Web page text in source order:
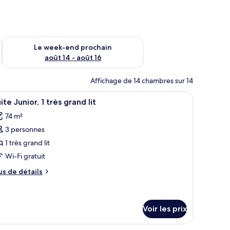
août 7 - août 9
Le week-end prochain
août 14 - août 16
Vérifier la disponibilité pour le week-end prochain août 14 -
Affichage de 14 chambres sur 14
plancher en bois, un lit, un bureau, une chaise, une petite table, une
Un salon moderne avec un téléviseur, des
4 Junior, 1 très grand lit
74 m²
3 personnes
1 très grand lit
Wi-Fi gratuit
de détails
Voir les prix